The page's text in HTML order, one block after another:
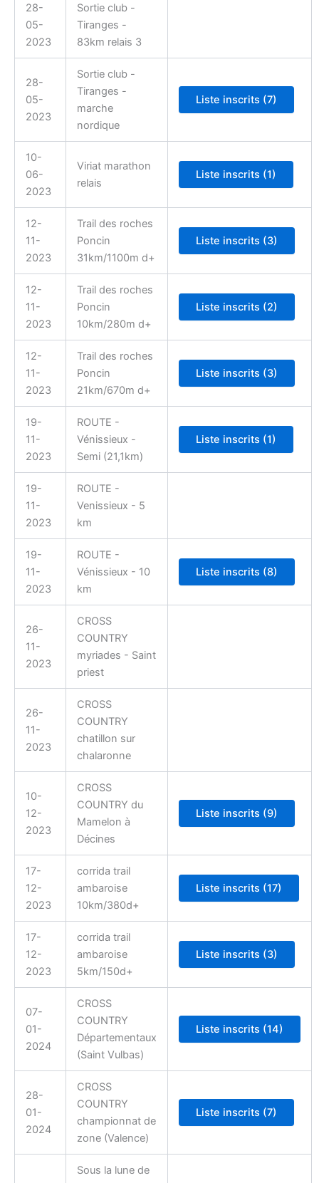
28-
05-
2023
Sortie club -
Tiranges -
83km relais 3
28-
05-
2023
Sortie club -
Tiranges -
marche
nordique
10-
06-
2023
Viriat marathon
relais
12-
11-
2023
Trail des roches
Poncin
31km/1100m d+
12-
11-
2023
Trail des roches
Poncin
10km/280m d+
12-
11-
2023
Trail des roches
Poncin
21km/670m d+
19-
11-
2023
ROUTE -
Vénissieux -
Semi (21,1km)
19-
11-
2023
ROUTE -
Venissieux - 5
km
19-
11-
2023
ROUTE -
Vénissieux - 10
km
26-
11-
2023
CROSS
COUNTRY
myriades - Saint
priest
26-
11-
2023
CROSS
COUNTRY
chatillon sur
chalaronne
10-
12-
2023
CROSS
COUNTRY du
Mamelon à
Décines
17-
12-
2023
corrida trail
ambaroise
10km/380d+
17-
12-
2023
corrida trail
ambaroise
5km/150d+
07-
01-
2024
CROSS
COUNTRY
Départementaux
(Saint Vulbas)
28-
01-
2024
CROSS
COUNTRY
championnat de
zone (Valence)
Sous la lune de